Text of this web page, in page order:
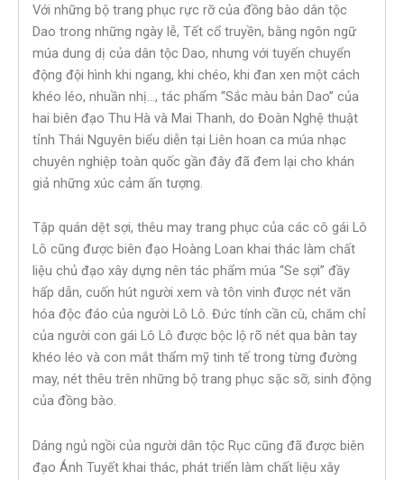
Với những bộ trang phục rực rỡ của đồng bào dân tộc
Dao trong những ngày lễ, Tết cổ truyền, bằng ngôn ngữ
múa dung dị của dân tộc Dao, nhưng với tuyến chuyển
động đội hình khi ngang, khi chéo, khi đan xen một cách
khéo léo, nhuần nhị…, tác phẩm “Sắc màu bản Dao” của
hai biên đạo Thu Hà và Mai Thanh, do Đoàn Nghệ thuật
tỉnh Thái Nguyên biểu diễn tại Liên hoan ca múa nhạc
chuyên nghiệp toàn quốc gần đây đã đem lại cho khán
giả những xúc cảm ấn tượng.
Tập quán dệt sợi, thêu may trang phục của các cô gái Lô
Lô cũng được biên đạo Hoàng Loan khai thác làm chất
liệu chủ đạo xây dựng nên tác phẩm múa “Se sợi” đầy
hấp dẫn, cuốn hút người xem và tôn vinh được nét văn
hóa độc đáo của người Lô Lô. Đức tính cần cù, chăm chỉ
của người con gái Lô Lô được bộc lộ rõ nét qua bàn tay
khéo léo và con mắt thẩm mỹ tinh tế trong từng đường
may, nét thêu trên những bộ trang phục sặc sỡ, sinh động
của đồng bào.
Dáng ngủ ngồi của người dân tộc Rục cũng đã được biên
đạo Ánh Tuyết khai thác, phát triển làm chất liệu xây